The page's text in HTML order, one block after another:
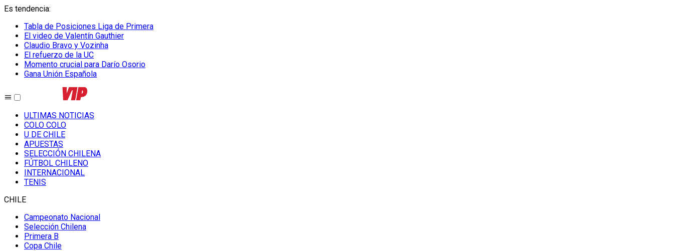
Es tendencia:
Tabla de Posiciones Liga de Primera
El video de Valentín Gauthier
Claudio Bravo y Vozinha
El refuerzo de la UC
Momento crucial para Darío Osorio
Gana Unión Española
ULTIMAS NOTICIAS
COLO COLO
U DE CHILE
APUESTAS
SELECCIÓN CHILENA
FÚTBOL CHILENO
INTERNACIONAL
TENIS
CHILE
Campeonato Nacional
Selección Chilena
Primera B
Copa Chile